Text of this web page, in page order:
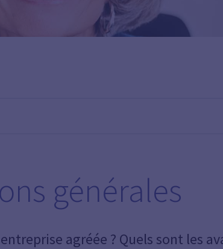
générales
agréée ? Quels sont les